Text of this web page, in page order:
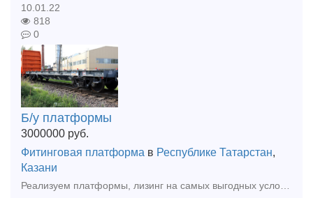
10.01.22
818
0
Б/у платформы
3000000 руб.
Фитинговая платформа в Республике Татарстан,
Казани